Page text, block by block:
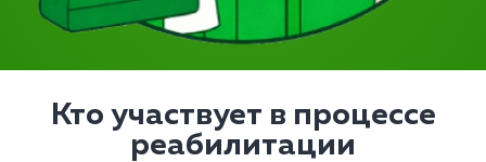
Кто участвует в процессе
реабилитации